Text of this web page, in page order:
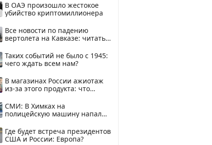
В ОАЭ произошло жестокое
убийство криптомиллионера
Все новости по падению
вертолета на Кавказе: читать
Таких событий не было с 1945:
чего ждать всем нам?
В магазинах России ажиотаж
из-за этого продукта: что
СМИ: В Химках на
полицейскую машину напали
Где будет встреча президентов
США и России: Европа?